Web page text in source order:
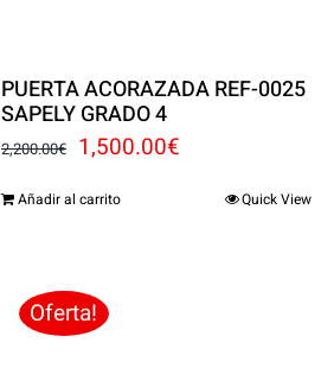
PUERTA ACORAZADA REF-0025
SAPELY GRADO 4
2,200.00€ El
precio
2,200.00€.
1,500.00€El
precio
Añadir al carrito Quick View
Oferta!